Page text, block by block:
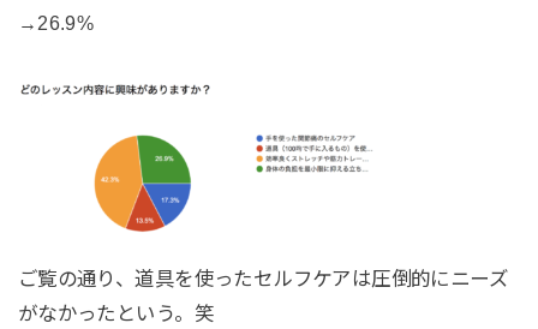
→26.9%
ご覧の通り、道具を使ったセルフケアは圧倒的にニーズ
がなかったという。笑